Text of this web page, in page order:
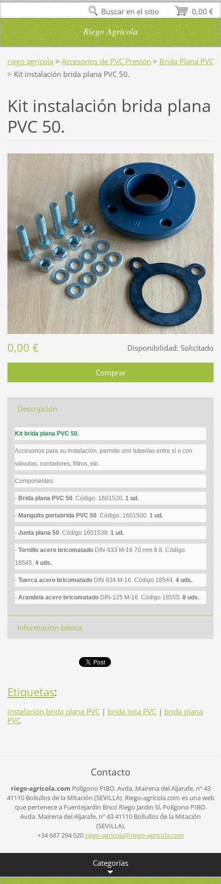
Riego Agrícola
riego agrícola > Accesorios de PVC Presión > Brida Plana PVC
> Kit instalación brida plana PVC 50.
Kit instalación brida plana
PVC 50.
Disponibilidad: Solicitado
0,00 €
Descripción
Kit brida plana PVC 50.
Accesorios para su instalación, permite unir tuberías entre sí o con
válvulas, contadores, filtros, etc.
Componentes:
- Brida plana PVC 50 . Código: 1601520. 1 ud.
- Manguito portabrida PVC 50 . Código: 1601500. 1 ud.
- Junta plana 50 . Código 1601538. 1 ud.
- Tornillo acero bricomatadoDIN-933 M-16 70 mm 8.8. Código
18585. 4 uds.
- Tuerca acero bricomatadoDIN 934 M-16. Código 18544. 4 uds.
- Arandela acero bricomatadoDIN-125 M-16. Código 18555. 8 uds.
Información básica
Etiquetas:
instalación brida plana PVC | brida loca PVC | brida plana
PVC
Contacto
riego-agricola.com Polígono PIBO. Avda. Mairena del Aljarafe, nº 43
41110 Bollullos de la Mitación (SEVILLA). Riego-agricola.com es una web
que pertenece a Fuentejardin Brico Riego Jardin Sl,Polígono PIBO.
Avda. Mairena del Aljarafe, nº 4341110 Bollullos de la Mitación
(SEVILLA).
+34 687 294 020 riego-agricola@riego-agricola.com
Categorías
0,00 €
Buscar en el sitio